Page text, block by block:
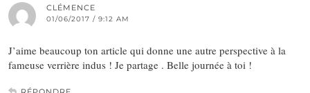
CLÉMENCE
01/06/2017 / 9:12 AM
J’aime beaucoup ton article qui donne une autre perspective à la
fameuse verrière indus ! Je partage . Belle journée à toi !